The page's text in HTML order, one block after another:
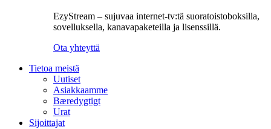
EzyStream – sujuvaa internet-tv:tä suoratoistoboksilla,
sovelluksella, kanavapaketeilla ja lisenssillä.
Ota yhteyttä
Tietoa meistä
Uutiset
Asiakkaamme
Bæredygtigt
Urat
Sijoittajat